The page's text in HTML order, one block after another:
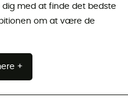
med at finde det bedste
om at være de
+